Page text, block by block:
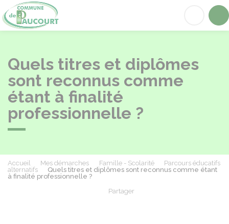
Quels titres et diplômes
sont reconnus comme
étant à finalité
professionnelle ?
Accueil Mes démarches Famille - Scolarité
Parcours éducatifs
alternatifs
Quels titres et diplômes sont reconnus comme étant
à finalité professionnelle ?
Partager